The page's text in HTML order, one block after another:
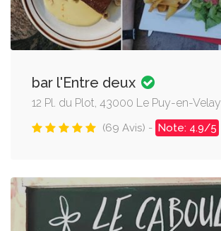
bar l'Entre deux
12 Pl. du Plot, 43000 Le Puy-en-Velay
(69 Avis) - Note: 4.9/5